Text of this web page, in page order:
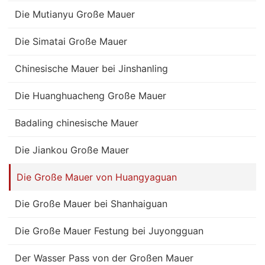
Die Mutianyu Große Mauer
Die Simatai Große Mauer
Chinesische Mauer bei Jinshanling
Die Huanghuacheng Große Mauer
Badaling chinesische Mauer
Die Jiankou Große Mauer
Die Große Mauer von Huangyaguan
Die Große Mauer bei Shanhaiguan
Die Große Mauer Festung bei Juyongguan
Der Wasser Pass von der Großen Mauer